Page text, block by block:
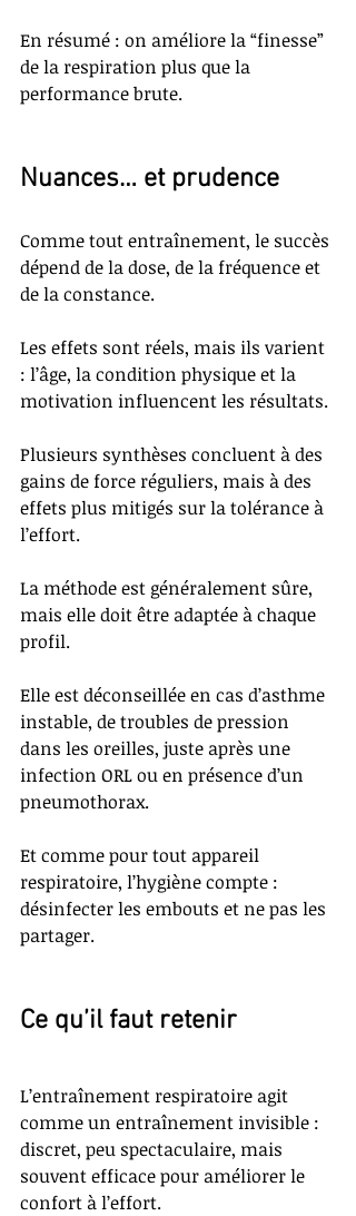
En résumé : on améliore la “finesse”
de la respiration plus que la
performance brute.
Nuances… et prudence
Comme tout entraînement, le succès
dépend de la dose, de la fréquence et
de la constance.
Les effets sont réels, mais ils varient
: l’âge, la condition physique et la
motivation influencent les résultats.
Plusieurs synthèses concluent à des
gains de force réguliers, mais à des
effets plus mitigés sur la tolérance à
l’effort.
La méthode est généralement sûre,
mais elle doit être adaptée à chaque
profil.
Elle est déconseillée en cas d’asthme
instable, de troubles de pression
dans les oreilles, juste après une
infection ORL ou en présence d’un
pneumothorax.
Et comme pour tout appareil
respiratoire, l’hygiène compte :
désinfecter les embouts et ne pas les
partager.
Ce qu’il faut retenir
L’entraînement respiratoire agit
comme un entraînement invisible :
discret, peu spectaculaire, mais
souvent efficace pour améliorer le
confort à l’effort.